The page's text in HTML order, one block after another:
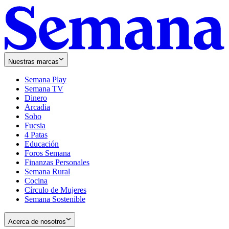
Nuestras marcas
Semana Play
Semana TV
Dinero
Arcadia
Soho
in
new
window
Fucsia
in
new
window
4 Patas
Educación
Foros Semana
Finanzas Personales
Semana Rural
Cocina
Círculo de Mujeres
Semana Sostenible
Acerca de nosotros